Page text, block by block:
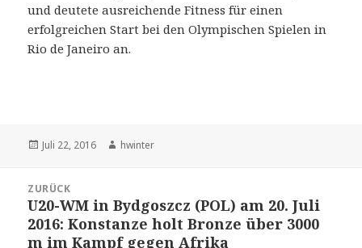
und deutete ausreichende Fitness für einen
erfolgreichen Start bei den Olympischen Spielen in
Rio de Janeiro an.
Veröffentlicht
Juli 22, 2016 Autor
hwinter
Navigation
ZURÜCK
Vorheriger
Beitrag:
U20-WM in Bydgoszcz (POL) am 20. Juli
2016: Konstanze holt Bronze über 3000
m im Kampf gegen Afrika